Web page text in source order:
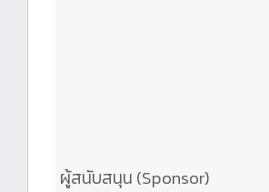
ผู้สนับสนุน (Sponsor)